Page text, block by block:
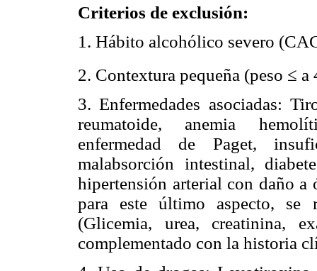
Criterios de exclusión:
1. Hábito alcohólico severo
2. Contextura pequeña (peso ≤
3. Enfermedades asociadas:
reumatoide, anemia
enfermedad de Paget,
malabsorción intestinal,
hipertensión arterial con daño a
para este último aspecto, se
(Glicemia, urea, creatinina,
complementado con la historia